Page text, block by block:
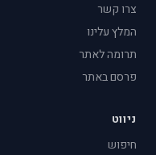
צרו קשר
המלץ עלינו
תרומה לאתר
פרסם באתר
ניווט
חיפוש